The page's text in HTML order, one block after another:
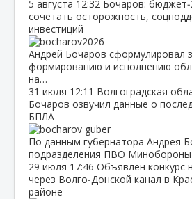
5 августа 12:32 Бочаров:
сочетать осторожность,
инвестиций
Андрей Бочаров сформулировал
формированию и исполнению
на…
31 июля 12:11 Волгоградская
Бочаров озвучил данные о
БПЛА
По данным губернатора Андрея
подразделения ПВО
29 июля 17:46 Объявлен конкурс
через Волго‑Донской канал в
районе